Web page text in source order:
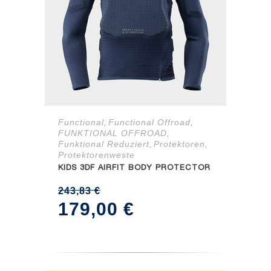
Functional, Functional Offroad,
FUNKTIONAL OFFROAD,
Funktional Reduziert, Protektoren ,
Protektorenweste
KIDS 3DF AIRFIT BODY PROTECTOR
243,83€
Ursprünglicher
179,00 €